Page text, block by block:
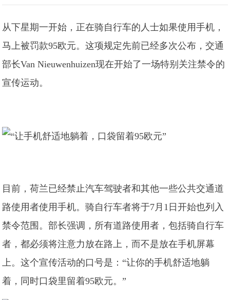
从下星期一开始，正在骑自行车的人士如果使用手机，
马上被罚款95欧元。这项规定先前已经多次公布，交通
部长Van Nieuwenhuizen现在开始了一场特别关注禁令的
宣传运动。
目前，荷兰已经禁止汽车驾驶者和其他一些公共交通道
路使用者使用手机。骑自行车者将于7月1日开始也列入
禁令范围。部长强调，所有道路使用者，包括骑自行车
者，都必须将注意力放在路上，而不是放在手机屏幕
上。这个宣传活动的口号是：“让你的手机舒适地躺
着，同时口袋里留着95欧元。”